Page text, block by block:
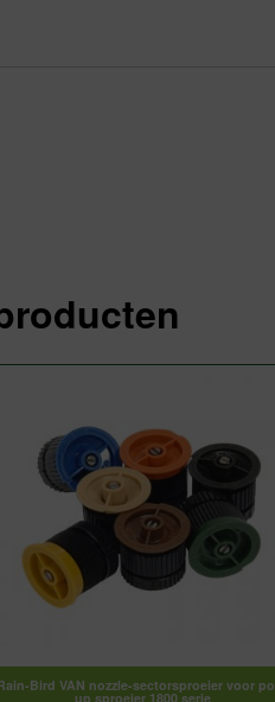
Bird VAN nozzle-sectorsproeier voor
up sproeier 1800 serie